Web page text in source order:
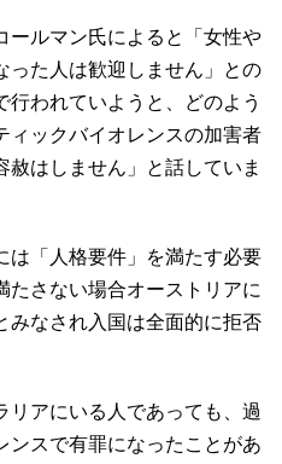
ールマン氏によると「女性や
った人は歓迎しません」との
行われていようと、どのよう
ィックバイオレンスの加害者
はしません」と話していま
は「人格要件」を満たす必要
たさない場合オーストリアに
みなされ入国は全面的に拒否
リアにいる人であっても、過
ンスで有罪になったことがあ